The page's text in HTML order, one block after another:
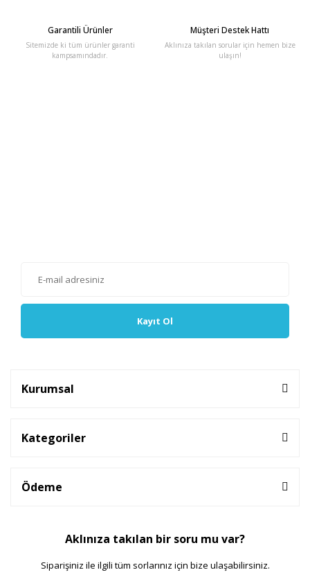
Garantili Ürünler
Sitemizde ki tüm ürünler garanti
kampsamındadır.
Müşteri Destek Hattı
Aklınıza takılan sorular için hemen bize
ulaşın!
Kayıt Ol
Kurumsal
Kategoriler
Ödeme
Aklınıza takılan bir soru mu var?
Siparişiniz ile ilgili tüm sorlarınız için bize ulaşabilirsiniz.